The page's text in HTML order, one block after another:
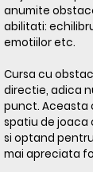
anumite
abilitati:
emotiilor etc.
Cursa cu
directie, adica
punct. Aceasta
spatiu de joaca
si optand
mai apreciata